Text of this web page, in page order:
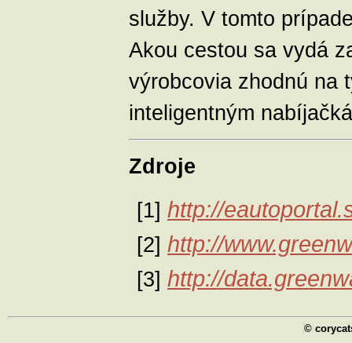
služby. V tomto
Akou cestou sa vydá
výrobcovia zhodnú na
inteligentným
Zdroje
[1] http://
[2] http://
[3] http://
©